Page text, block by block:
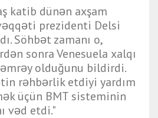
katib dünən axşam
prezidenti Delsi
Söhbət zamanı o,
sonra Venesuela xalqı
olduğunu bildirdi.
rəhbərlik etdiyi yardım
üçün BMT sisteminin
vəd etdi."